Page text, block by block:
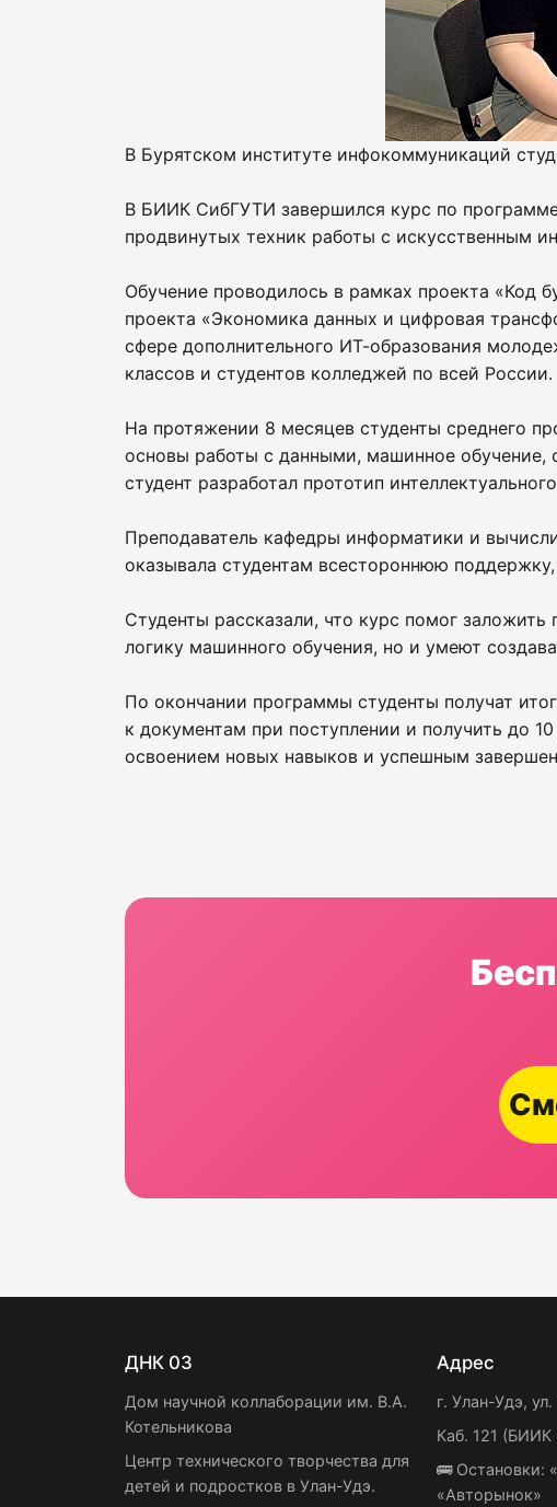
В Бурятском институте инфокоммуникаций
В БИИК СибГУТИ завершился курс по
продвинутых техник работы с искусственным
Обучение проводилось в рамках проекта «Код
проекта «Экономика данных и цифровая
сфере дополнительного ИТ-образования
классов и студентов колледжей по всей России.
На протяжении 8 месяцев студенты среднего
основы работы с данными, машинное обучение,
студент разработал прототип
Преподаватель кафедры информатики и
оказывала студентам всестороннюю
Студенты рассказали, что курс помог
логику машинного обучения, но и умеют
По окончании программы студенты получат
к документам при поступлении и получить до
освоением новых навыков и успешным
ДНК 03
Дом научной коллаборации им. В.А.
Котельникова
Центр технического творчества для
детей и подростков в Улан-Удэ.
Адрес
г. Улан-Удэ,
Каб. 121
🚌 Остановки:
«Авторынок»